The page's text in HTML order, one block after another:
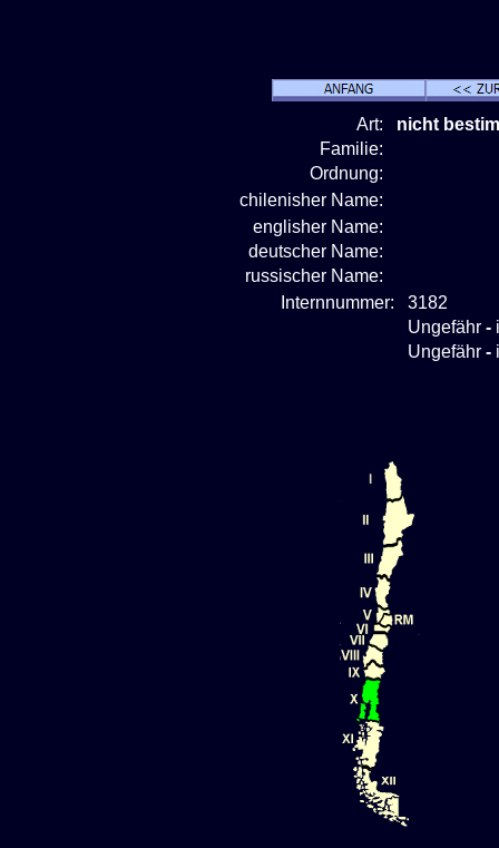
Art:
nicht
Familie:
Ordnung:
chilenisher Name:
englisher Name:
deutscher Name:
russischer Name:
Internnummer:
3182
Ungefähr -
Ungefähr -